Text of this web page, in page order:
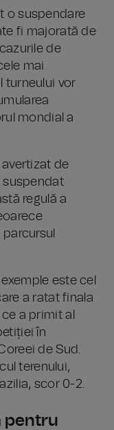
o suspendare
fi majorată de
de
mai
turneului vor
mondial a
de
suspendat
regulă a
este cel
a ratat finala
a primit al
în
de Sud.
terenului,
scor 0-2.
pentru